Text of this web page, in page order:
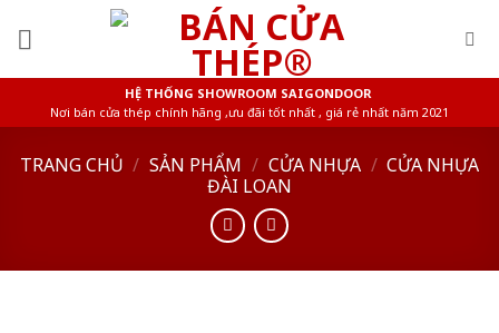
HỆ THỐNG SHOWROOM SAIGONDOOR
Nơi bán cửa thép chính hãng ,ưu đãi tốt nhất , giá rẻ nhất năm 2021
TRANG CHỦ / SẢN PHẨM / CỬA NHỰA / CỬA NHỰA
ĐÀI LOAN